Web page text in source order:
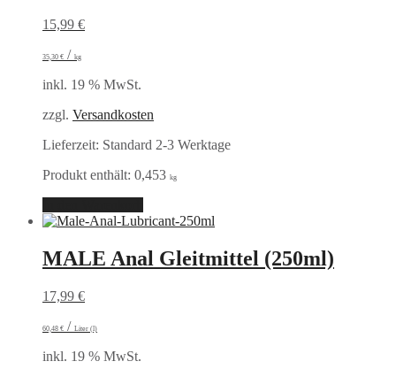
15,99 €
35,30 € / kg
inkl. 19 % MwSt.
zzgl. Versandkosten
Lieferzeit: Standard 2-3 Werktage
Produkt enthält: 0,453 kg
MALE Anal Gleitmittel (250ml)
17,99 €
60,48 € / Liter (l)
inkl. 19 % MwSt.